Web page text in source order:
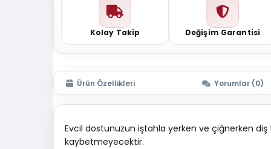
Kolay Takip Değişim Garantisi
Ürün Özellikleri Yorumlar (0)
Evcil dostunuzun iştahla yerken ve çiğnerken
kaybetmeyecektir.